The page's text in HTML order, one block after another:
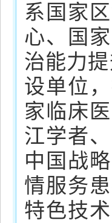
系国家
心、国
治能力
设单位
家临床
江学者
中国战
情服务
特色技